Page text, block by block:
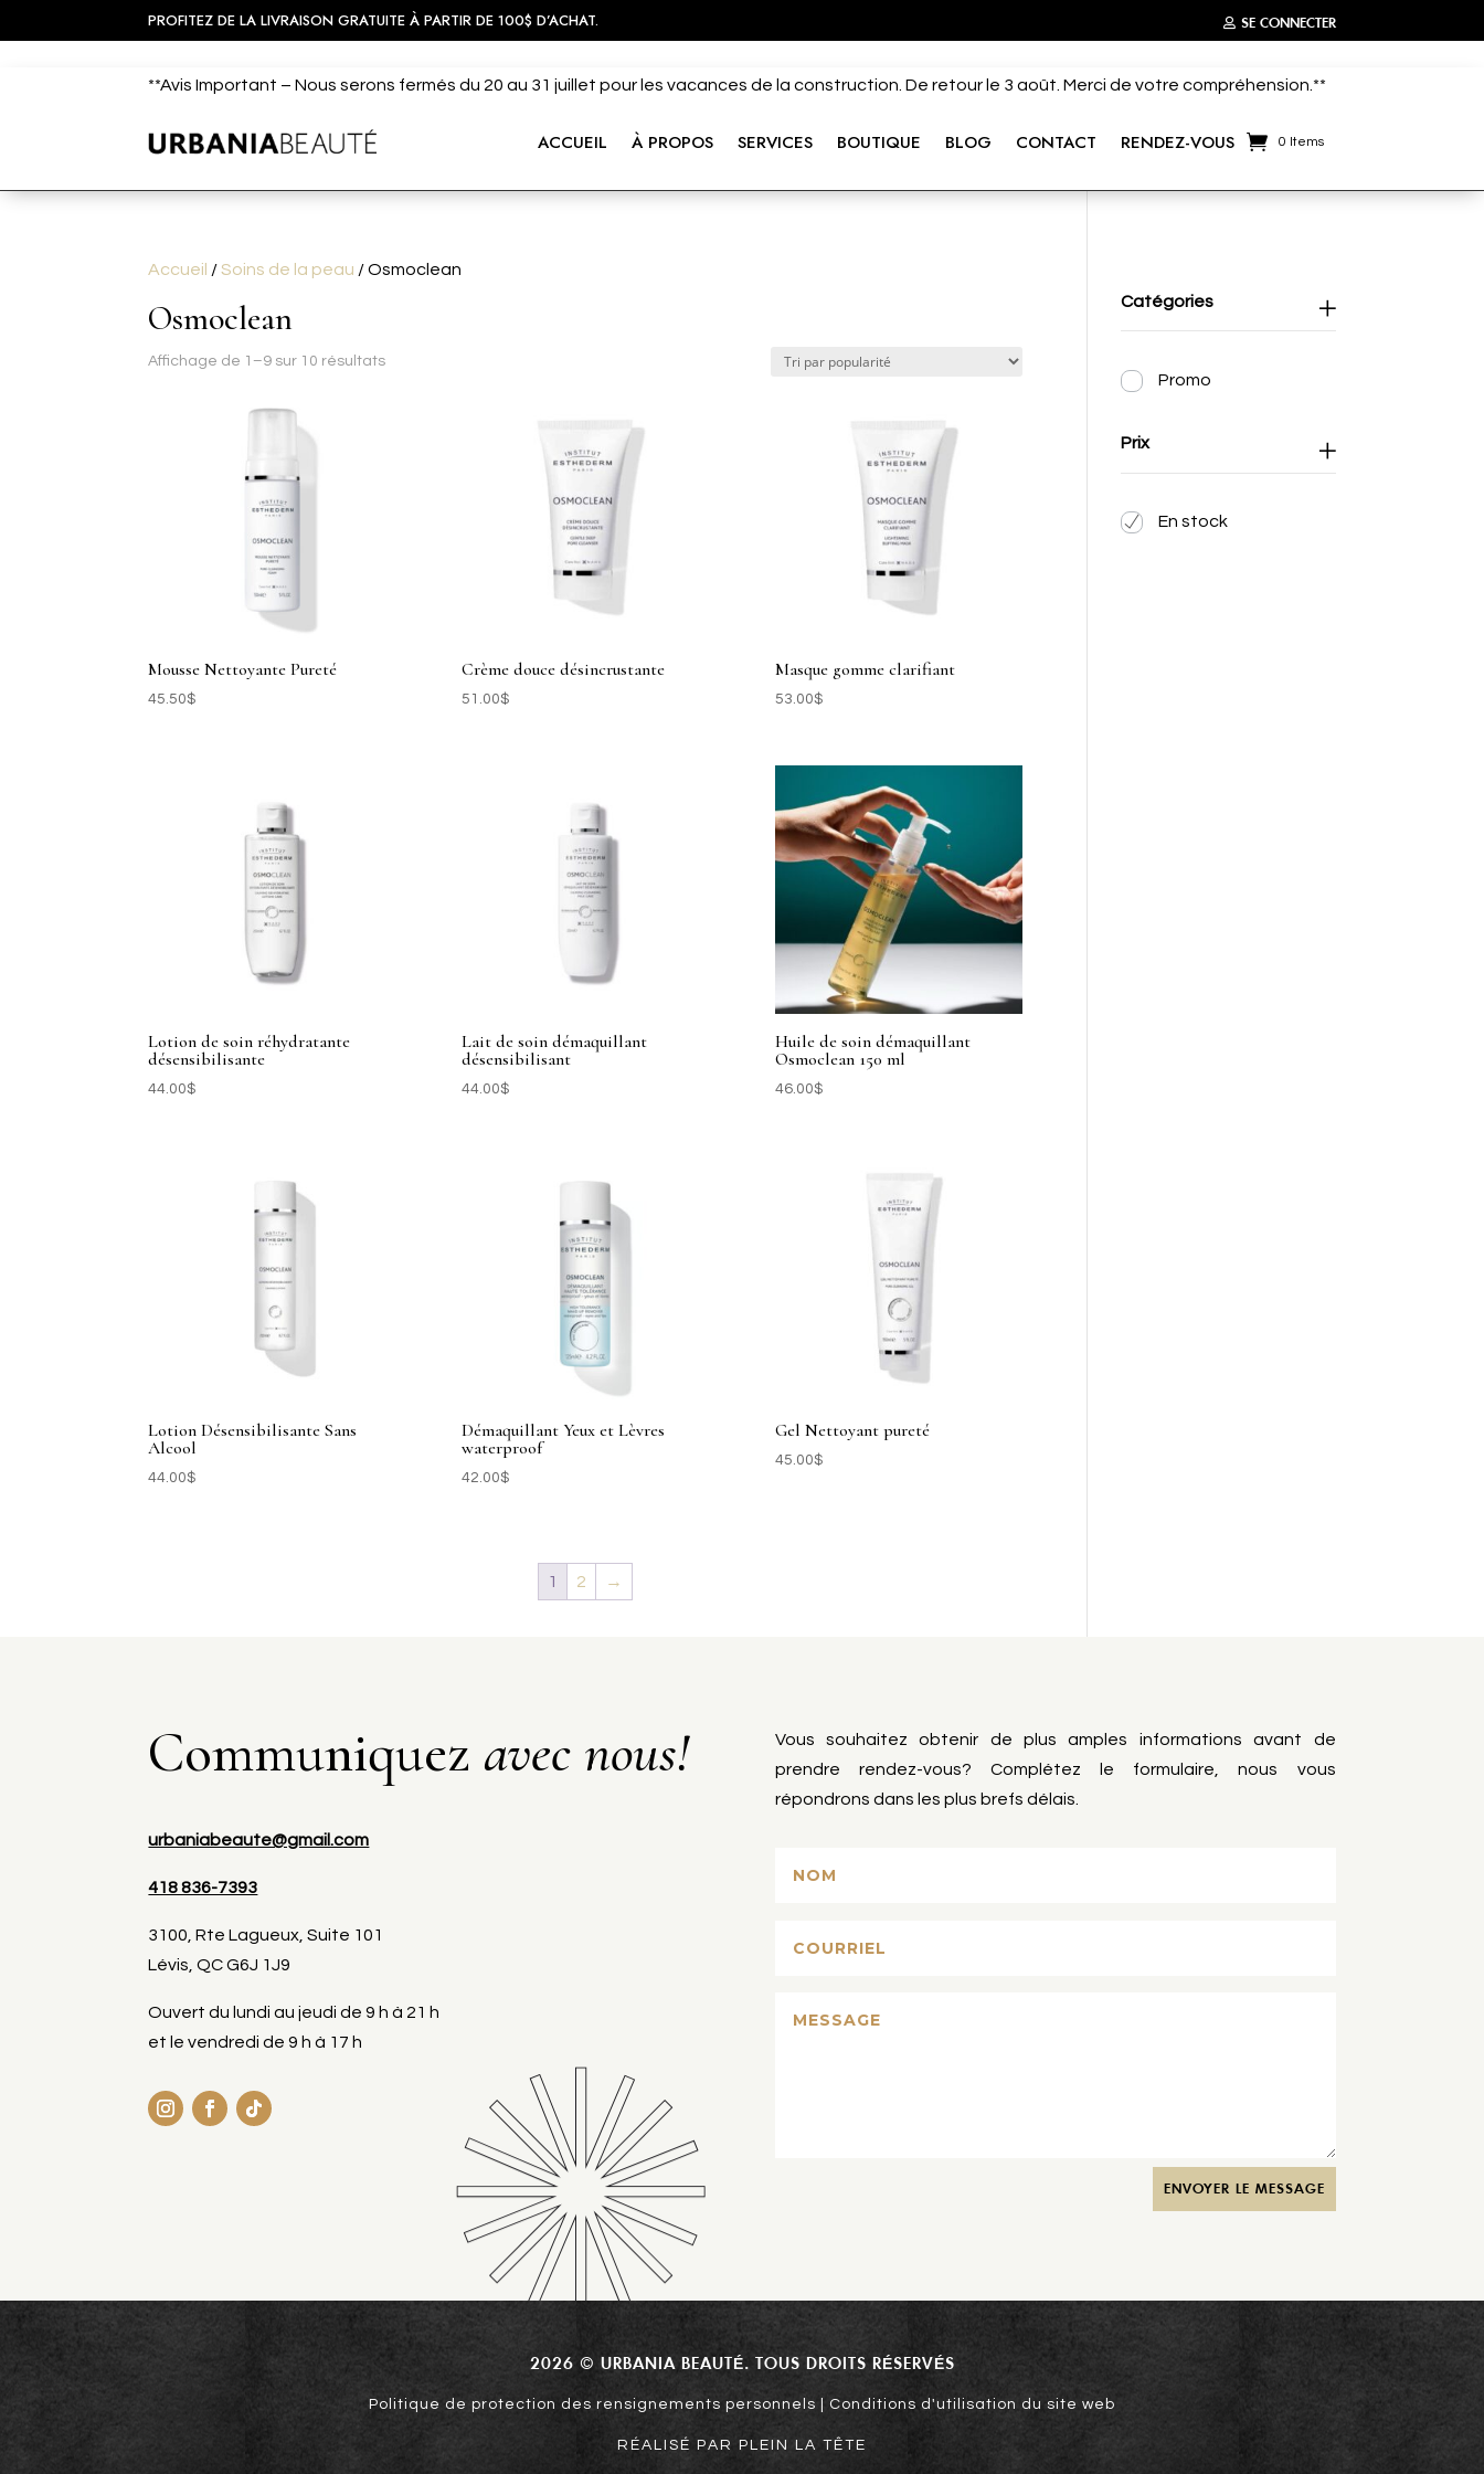
PROFITEZ DE LA LIVRAISON GRATUITE À PARTIR DE 100$ D’ACHAT. SE CONNECTER
**Avis Important – Nous serons fermés du 20 au 31 juillet pour les vacances de la construction. De retour le 3 août. Merci de votre compréhension.**
ACCUEIL À PROPOS SERVICES BOUTIQUE BLOG CONTACT RENDEZ-VOUS 0 Items
Accueil /Soins de la peau / Osmoclean
Osmoclean
Affichage de 1–9 sur 10 résultatsTrié
Mousse Nettoyante Pureté
45.50$
Crème douce désincrustante
51.00$
Masque gomme clarifiant
53.00$
Lotion de soin réhydratante
désensibilisante
44.00$
Lait de soin démaquillant
désensibilisant
44.00$
Huile de soin démaquillant
Osmoclean 150 ml
46.00$
Lotion Désensibilisante Sans
Alcool
44.00$
Démaquillant Yeux et Lèvres
waterproof
42.00$
Gel Nettoyant pureté
45.00$
1 2 →
Catégories
Promo
Prix
En stock
Communiquez avec nous!
urbaniabeaute@gmail.com
418 836-7393
3100, Rte Lagueux, Suite 101
Lévis, QC G6J 1J9
Ouvert du lundi au jeudi de 9 h à 21 h
et le vendredi de 9 h à 17 h
Vous souhaitez obtenir de plus amples informations avant de
prendre rendez-vous? Complétez le formulaire, nous vous
répondrons dans les plus brefs délais.
ENVOYER LE MESSAGE
2026 © URBANIA BEAUTÉ. TOUS DROITS RÉSERVÉS
Politique de protection des rensignements personnels | Conditions d'utilisation du site web
RÉALISÉ PAR PLEIN LA TÊTE